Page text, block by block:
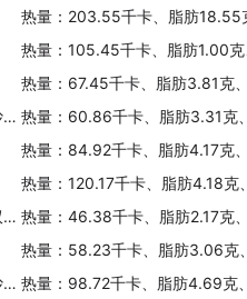
热量：203.55千卡、脂肪18.55
热量：105.45千卡、脂肪1.00
热量：67.45千卡、脂肪3.81克
油菜白蘑菇炒木耳 热量：60.86千卡、脂肪3.31克
热量：84.92千卡、脂肪4.17克
热量：120.17千卡、脂肪4.18
蚝油香菇烩双色菜花 热量：46.38千卡、脂肪2.17克
热量：58.23千卡、脂肪3.06克
香蛋金针菇炒鸡胸 热量：98.72千卡、脂肪4.69克